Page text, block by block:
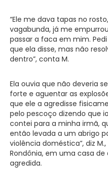
“Ele me dava tapas no
vagabunda, já me
passar a faca em mim.
que ela disse, mas não
dentro”, conta M.
Ela ouvia que não deveria
forte e aguentar as
que ele a agredisse
pelo pescoço dizendo que
contei para a minha irmã,
então levada a um abrigo
violência doméstica”, diz
Rondônia, em uma casa
agredida.